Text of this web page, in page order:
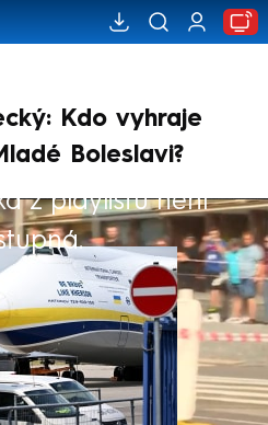
Kdo vyhraje
Boleslavi?
z playlistu není